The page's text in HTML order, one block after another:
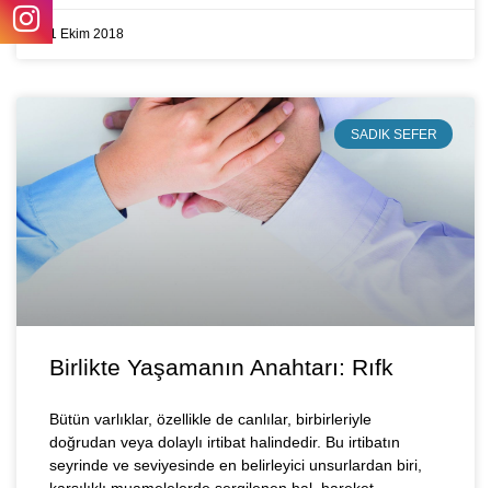
1 Ekim 2018
SADIK SEFER
Birlikte Yaşamanın Anahtarı: Rıfk
Bütün varlıklar, özellikle de canlılar, birbirleriyle
doğrudan veya dolaylı irtibat halindedir. Bu irtibatın
seyrinde ve seviyesinde en belirleyici unsurlardan biri,